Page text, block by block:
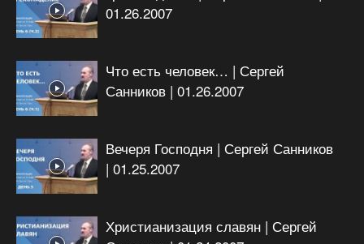
01.26.2007
Что есть человек… | Сергей
Санников | 01.26.2007
Вечеря Господня | Сергей Санников
| 01.25.2007
Христианизация славян | Сергей